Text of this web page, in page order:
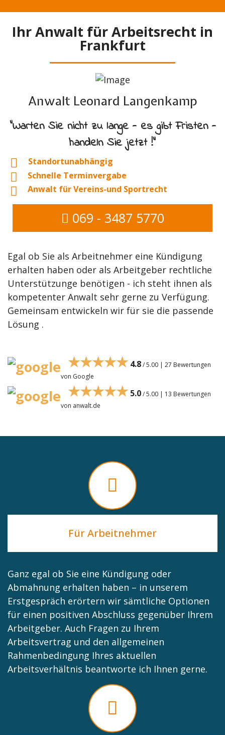
Ihr Anwalt für Arbeitsrecht in
Frankfurt
Anwalt Leonard Langenkamp
"Warten Sie nicht zu lange - es gibt Fristen -
handeln Sie jetzt !"
Standortunabhängig
Schnelle Terminvergabe
Anwalt für Vereins-und Sportrecht
069 - 3487 5770
Egal ob Sie als Arbeitnehmer eine Kündigung
erhalten haben oder als Arbeitgeber rechtliche
Unterstützunge benötigen - ich steht ihnen als
kompetenter Anwalt sehr gerne zu Verfügung.
Gemeinsam entwickeln wir für sie die passende
Lösung .
★★★★★ 4.8/ 5.00 | 27 Bewertungen
von Google
★★★★★ 5.0/ 5.00 | 13 Bewertungen
von anwalt.de
Für Arbeitnehmer
Ganz egal ob Sie eine Kündigung oder
Abmahnung erhalten haben – in unserem
Erstgespräch erörtern wir sämtliche Optionen
für einen positiven Abschluss gegenüber Ihrem
Arbeitgeber. Auch Fragen zu Ihrem
Arbeitsvertrag und den allgemeinen
Rahmenbedingung Ihres aktuellen
Arbeitsverhältnis beantworte ich Ihnen gerne.